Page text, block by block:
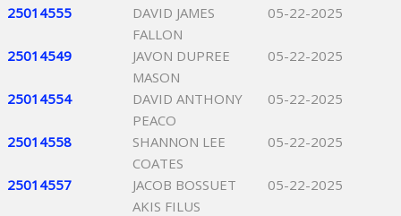
25014555
DAVID JAMES
FALLON
05-22-2025
25014549
JAVON DUPREE
MASON
05-22-2025
25014554
DAVID ANTHONY
PEACO
05-22-2025
25014558
SHANNON LEE
COATES
05-22-2025
25014557
JACOB BOSSUET
AKIS FILUS
05-22-2025